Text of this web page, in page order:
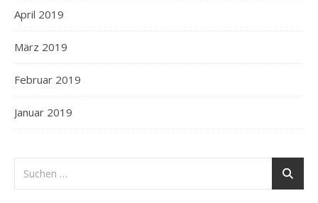
April 2019
März 2019
Februar 2019
Januar 2019